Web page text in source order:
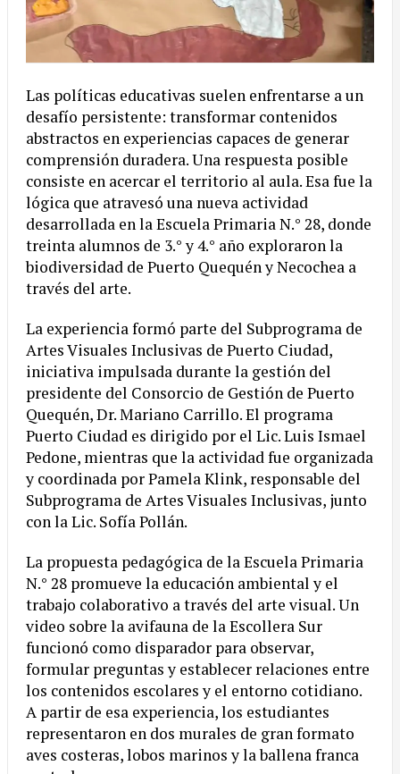
Las políticas educativas suelen enfrentarse a un
desafío persistente: transformar contenidos
abstractos en experiencias capaces de generar
comprensión duradera. Una respuesta posible
consiste en acercar el territorio al aula. Esa fue la
lógica que atravesó una nueva actividad
desarrollada en la Escuela Primaria N.° 28, donde
treinta alumnos de 3.° y 4.° año exploraron la
biodiversidad de Puerto Quequén y Necochea a
través del arte.
La experiencia formó parte del Subprograma de
Artes Visuales Inclusivas de Puerto Ciudad,
iniciativa impulsada durante la gestión del
presidente del Consorcio de Gestión de Puerto
Quequén, Dr. Mariano Carrillo. El programa
Puerto Ciudad es dirigido por el Lic. Luis Ismael
Pedone, mientras que la actividad fue organizada
y coordinada por Pamela Klink, responsable del
Subprograma de Artes Visuales Inclusivas, junto
con la Lic. Sofía Pollán.
La propuesta pedagógica de la Escuela Primaria
N.° 28 promueve la educación ambiental y el
trabajo colaborativo a través del arte visual. Un
video sobre la avifauna de la Escollera Sur
funcionó como disparador para observar,
formular preguntas y establecer relaciones entre
los contenidos escolares y el entorno cotidiano.
A partir de esa experiencia, los estudiantes
representaron en dos murales de gran formato
aves costeras, lobos marinos y la ballena franca